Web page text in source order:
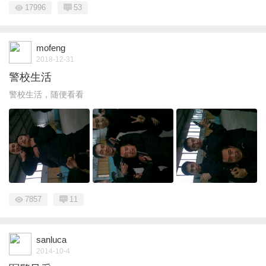
17996 53
mofeng
2018-12-31
警校生活
警校生活，随便看看
7857 11
sanluca
2014-10-4